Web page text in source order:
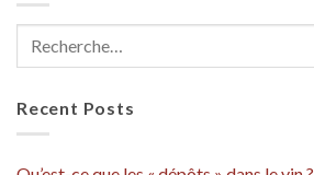
Recent Posts